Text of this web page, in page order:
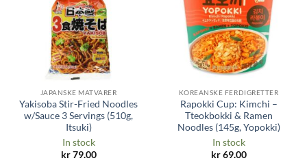
JAPANSKE MATVARER
Yakisoba Stir-Fried Noodles
w/Sauce 3 Servings (510g,
Itsuki)
In stock
kr79.00
KOREANSKE FERDIGRETTER
Rapokki Cup: Kimchi –
Tteokbokki & Ramen
Noodles (145g, Yopokki)
In stock
kr69.00